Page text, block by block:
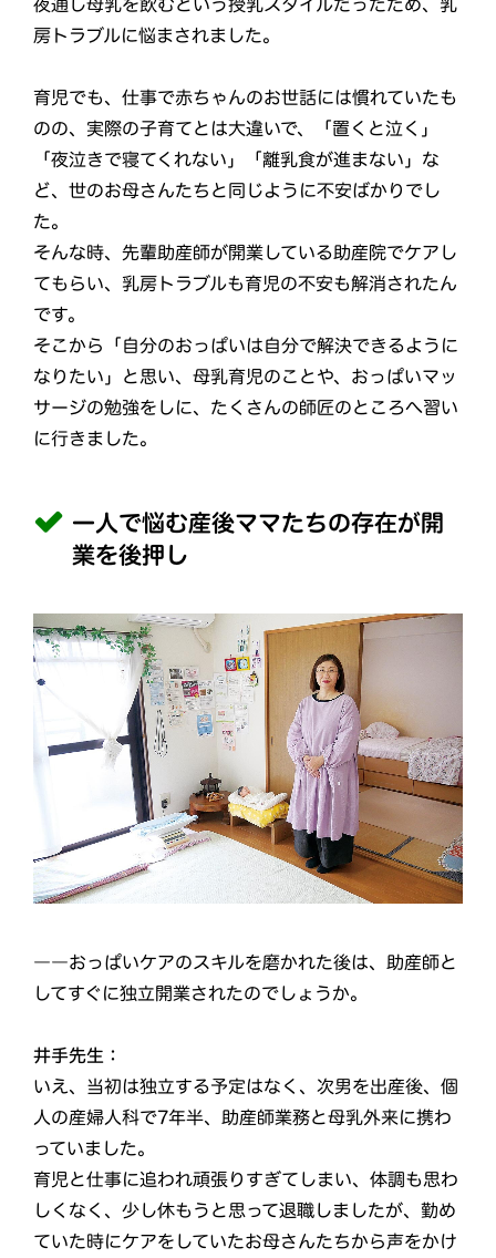
夜通し母乳を飲むという授乳スタイルだったため、乳
房トラブルに悩まされました。
育児でも、仕事で赤ちゃんのお世話には慣れていたも
のの、実際の子育てとは大違いで、「置くと泣く」
「夜泣きで寝てくれない」「離乳食が進まない」な
ど、世のお母さんたちと同じように不安ばかりでし
た。
そんな時、先輩助産師が開業している助産院でケアし
てもらい、乳房トラブルも育児の不安も解消されたん
です。
そこから「自分のおっぱいは自分で解決できるように
なりたい」と思い、母乳育児のことや、おっぱいマッ
サージの勉強をしに、たくさんの師匠のところへ習い
に行きました。
一人で悩む産後ママたちの存在が開
業を後押し
――おっぱいケアのスキルを磨かれた後は、助産師と
してすぐに独立開業されたのでしょうか。
井手先生：
いえ、当初は独立する予定はなく、次男を出産後、個
人の産婦人科で7年半、助産師業務と母乳外来に携わ
っていました。
育児と仕事に追われ頑張りすぎてしまい、体調も思わ
しくなく、少し休もうと思って退職しましたが、勤め
ていた時にケアをしていたお母さんたちから声をかけ